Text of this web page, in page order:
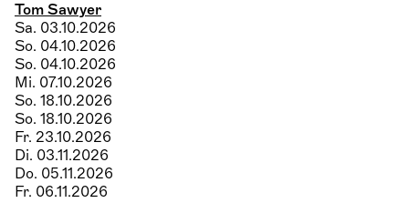
Tom Sawyer
Sa. 03.10.2026
So. 04.10.2026
So. 04.10.2026
Mi. 07.10.2026
So. 18.10.2026
So. 18.10.2026
Fr. 23.10.2026
Di. 03.11.2026
Do. 05.11.2026
Fr. 06.11.2026